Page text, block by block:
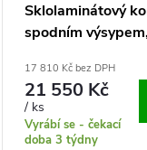
Sklolaminátový
spodním
17 810 Kč bez DPH
21 550 Kč
/ ks
Vyrábí se - čekací
doba 3 týdny